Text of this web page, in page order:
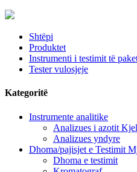
Shtëpi
Produktet
Instrumenti i testimit të
Tester vulosjeje
Kategoritë
Instrumente analitike
Analizues i azotit
Analizues yndyre
Dhoma/pajisjet e Testimit
Dhoma e testimit